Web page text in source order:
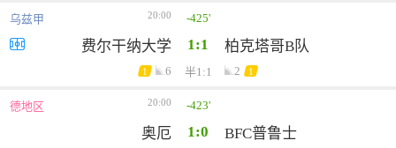
乌兹甲 20:00 -425'
费尔干纳大学 1:1 柏克塔哥B队
1 6 半1:1 2 1
德地区 20:00 -423'
奥厄 1:0 BFC普鲁士